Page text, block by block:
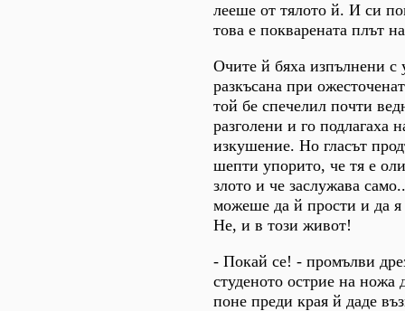
лееше от тялото й. И си
това е покварената плът
Очите й бяха изпълнени с
разкъсана при
той бе спечелил почти
разголени и го подлагаха
изкушение. Но гласът
шепти упорито, че тя е
злото и че заслужава
можеше да й прости и да я
Не, и в този живот!
- Покай се! - промълви
студеното острие на ножа
поне преди края й даде